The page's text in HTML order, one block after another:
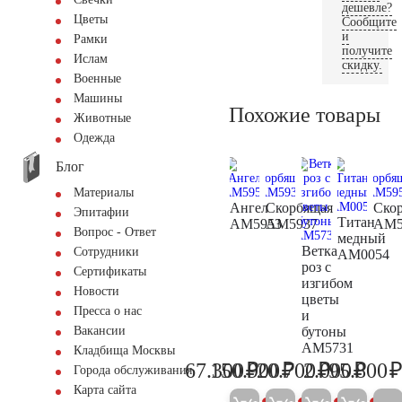
Цветы
Рамки
Ислам
Военные
Машины
Животные
Одежда
Блог
Материалы
Эпитафии
Вопрос - Ответ
Сотрудники
Сертификаты
Новости
Пресса о нас
Вакансии
Кладбища Москвы
Города обслуживания
Карта сайта
дешевле?
Сообщите
и
получите
скидку.
Похожие товары
Ангел
AM5953
70.800
67.300₽
Скорбящая
AM5937
158.800
150.900₽
Ветка
роз с
изгибом
цветы
и
бутоны
AM5731
21.800
20.700₽
Титан
медный
AM0054
2.100
2.000₽
95.800₽